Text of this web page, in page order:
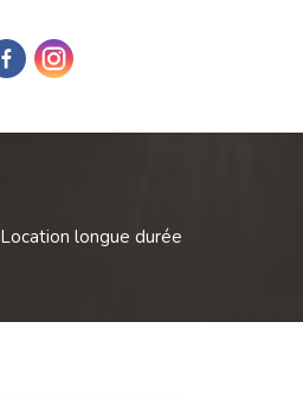
Location longue durée